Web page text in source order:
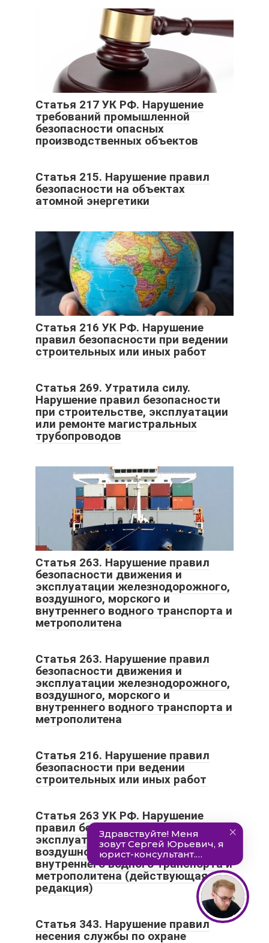
Статья 217 УК РФ. Нарушение
требований промышленной
безопасности опасных
производственных объектов
Статья 215. Нарушение правил
безопасности на объектах
атомной энергетики
Статья 216 УК РФ. Нарушение
правил безопасности при ведении
строительных или иных работ
Статья 269. Утратила силу.
Нарушение правил безопасности
при строительстве, эксплуатации
или ремонте магистральных
трубопроводов
Статья 263. Нарушение правил
безопасности движения и
эксплуатации железнодорожного,
воздушного, морского и
внутреннего водного транспорта и
метрополитена
Статья 263. Нарушение правил
безопасности движения и
эксплуатации железнодорожного,
воздушного, морского и
внутреннего водного транспорта и
метрополитена
Статья 216. Нарушение правил
безопасности при ведении
строительных или иных работ
Статья 263 УК РФ. Нарушение
правил безопасности движения и
эксплуатации железнодорожного,
воздушного, морского и
внутреннего водного транспорта и
метрополитена (действующая
редакция)
Статья 343. Нарушение правил
несения службы по охране